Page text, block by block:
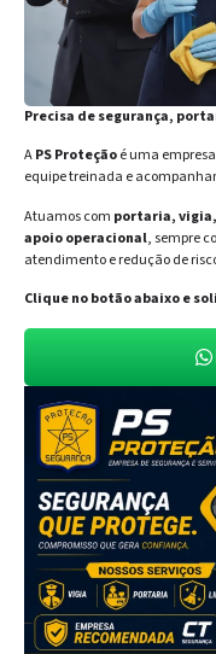
Precisa de segurança,
APS Proteçãoé uma
equipe treinada e
Atuamos com portaria,
apoio operacional, sempre
atendimento e redução de
Clique no botão abaixo e